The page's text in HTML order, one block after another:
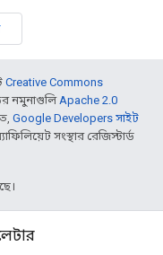
Creative Commons
নমুনাগুলিApache 2.0
Google Developers সাইট
সংস্থার রেজিস্টার্ড